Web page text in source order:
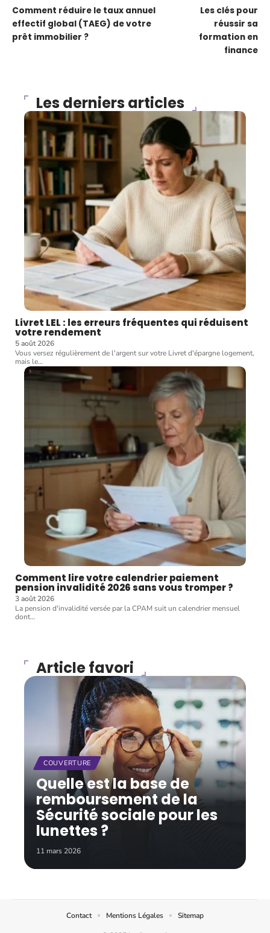
Comment réduire le taux annuel
effectif global (TAEG) de votre
prêt immobilier ?
Les clés pour
réussir sa
formation en
finance
Les derniers articles
Livret LEL : les erreurs fréquentes qui réduisent
votre rendement
5 août 2026
Vous versez régulièrement de l'argent sur votre Livret d'épargne logement,
mais le…
Comment lire votre calendrier paiement
pension invalidité 2026 sans vous tromper ?
3 août 2026
La pension d'invalidité versée par la CPAM suit un calendrier mensuel
dont…
Article favori
COUVERTURE
Quelle est la base de
remboursement de la
Sécurité sociale pour les
lunettes ?
11 mars 2026
Contact Mentions Légales Sitemap